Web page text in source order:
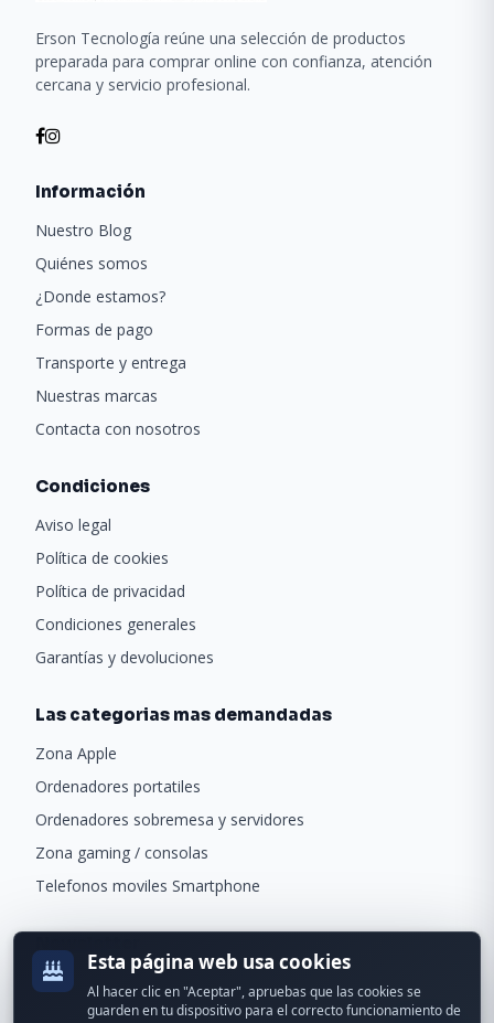
Erson Tecnología reúne una selección de productos
preparada para comprar online con confianza, atención
cercana y servicio profesional.
Información
Nuestro Blog
Quiénes somos
¿Donde estamos?
Formas de pago
Transporte y entrega
Nuestras marcas
Contacta con nosotros
Condiciones
Aviso legal
Política de cookies
Política de privacidad
Condiciones generales
Garantías y devoluciones
Las categorias mas demandadas
Zona Apple
Ordenadores portatiles
Ordenadores sobremesa y servidores
Zona gaming / consolas
Telefonos moviles Smartphone
Recibe ofertas exclusivas y novedades.
Esta página web usa cookies
Al hacer clic en "Aceptar", apruebas que las cookies se
guarden en tu dispositivo para el correcto funcionamiento de